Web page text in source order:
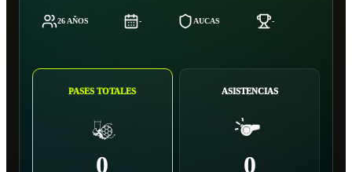
26 AÑOS - AUCAS -
PASES TOTALES
0
ASISTENCIAS
0